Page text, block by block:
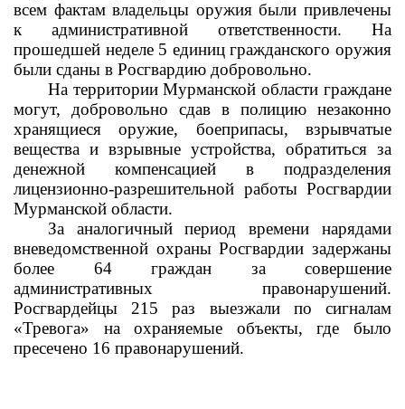
всем фактам владельцы оружия были привлечены
к административной ответственности. На
прошедшей неделе 5 единиц гражданского оружия
были сданы в Росгвардию добровольно.
На территории Мурманской области граждане
могут, добровольно сдав в полицию незаконно
хранящиеся оружие, боеприпасы, взрывчатые
вещества и взрывные устройства, обратиться за
денежной компенсацией в подразделения
лицензионно-разрешительной работы Росгвардии
Мурманской области.
За аналогичный период времени нарядами
вневедомственной охраны Росгвардии задержаны
более 64 граждан за совершение
административных правонарушений.
Росгвардейцы 215 раз выезжали по сигналам
«Тревога» на охраняемые объекты, где было
пресечено 16 правонарушений.